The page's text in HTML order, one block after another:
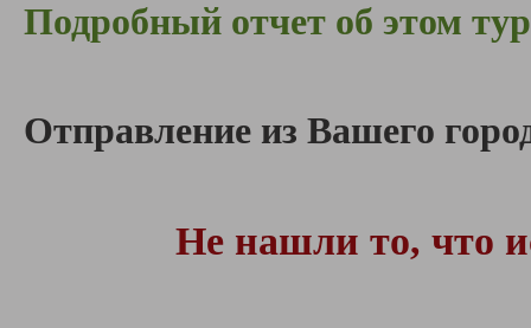
Подробный отчет об этом
Отправление из Вашего
Не нашли то, что